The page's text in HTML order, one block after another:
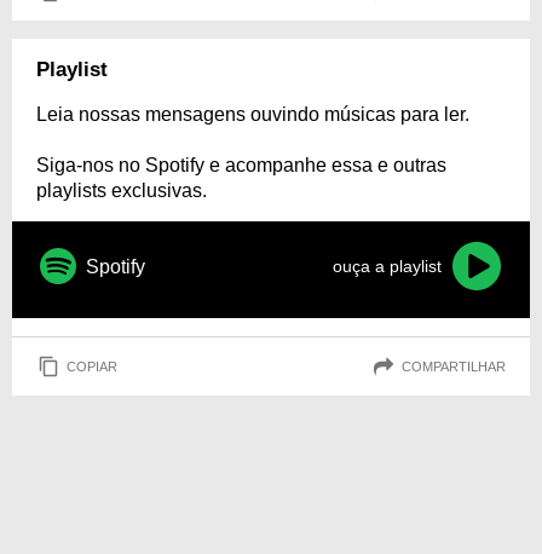
Playlist
Leia nossas mensagens ouvindo músicas para ler.
Siga-nos no Spotify e acompanhe essa e outras
playlists exclusivas.
Spotify ouça a playlist
COPIAR COMPARTILHAR